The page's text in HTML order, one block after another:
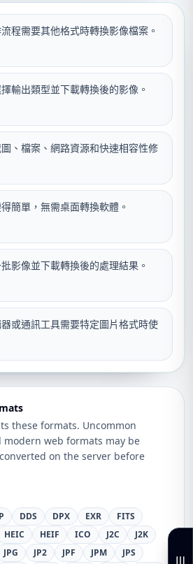
程需要其他格式時轉換影像檔案。
輸出類型並下載轉換後的影像。
、檔案、網路資源和快速相容性修
簡單，無需桌面轉換軟體。
影像並下載轉換後的處理結果。
或通訊工具需要特定圖片格式時使
these formats. Uncommon
modern web formats may be
on the server before
DDS DPX EXR
FITS
HEIC HEIF ICO J2C
J2K
JPG JP2 JPF JPM
JPS